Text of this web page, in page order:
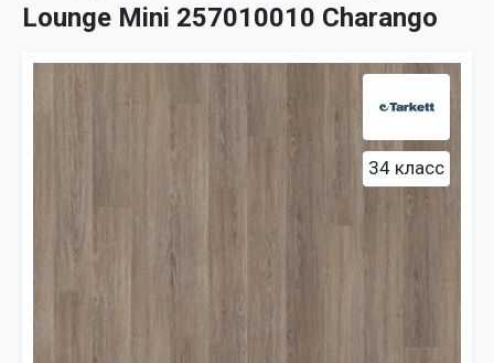
Lounge Mini 257010010 Charango
34 класс